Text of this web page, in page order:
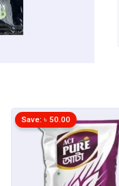
Save: ৳ 50.00